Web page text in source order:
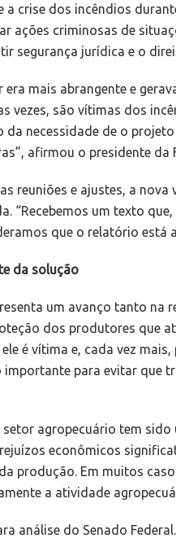
crise dos incêndios
ações criminosas de
segurança jurídica e o
mais abrangente e
vezes, são vítimas dos
da necessidade de o
afirmou o presidente da
reuniões e ajustes, a
“Recebemos um texto
que o relatório está
da solução
um avanço tanto na
dos produtores que
é vítima e, cada vez
importante para evitar que
agropecuário tem
econômicos
produção. Em muitos
a atividade
análise do Senado Federal.